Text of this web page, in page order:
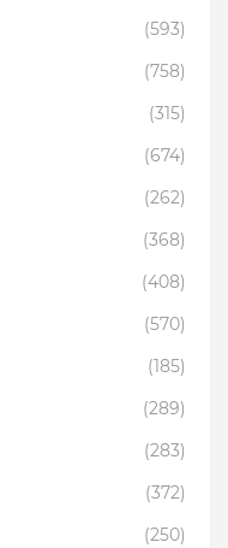
(593)
(758)
(315)
(674)
(262)
(368)
(408)
(570)
(185)
(289)
(283)
(372)
(250)